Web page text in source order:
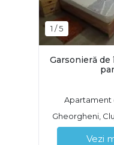
1 /5
Garsonieră
Apartament
Gheorgheni,
Vezi